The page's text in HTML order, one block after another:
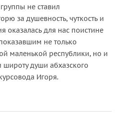
не ставил
за душевность, чуткость и
оказалась для нас поистине
не только
маленькой республики, но и
широту души абхазского
Игоря.